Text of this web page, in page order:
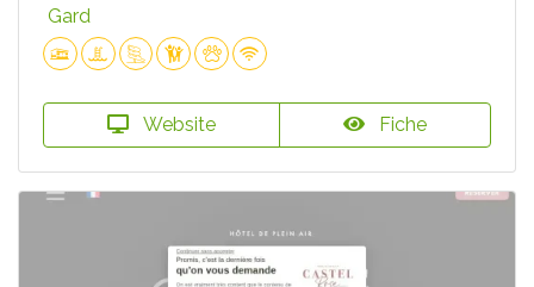
Gard
Website Fiche